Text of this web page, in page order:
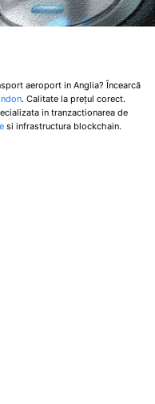
aeroport in Anglia? Încearcă
. Calitate la prețul corect.
in tranzactionarea de
si infrastructura blockchain.